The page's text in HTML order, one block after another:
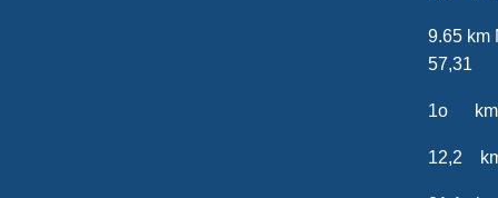
57,31
1o
12,2